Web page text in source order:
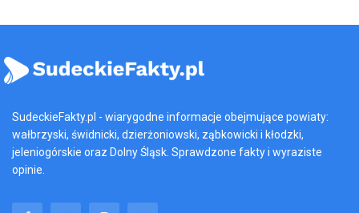
SudeckieFakty.pl - wiarygodne informacje obejmujące powiaty:
wałbrzyski, świdnicki, dzierżoniowski, ząbkowicki i kłodzki,
jeleniogórskie oraz Dolny Śląsk. Sprawdzone fakty i wyraziste
opinie.